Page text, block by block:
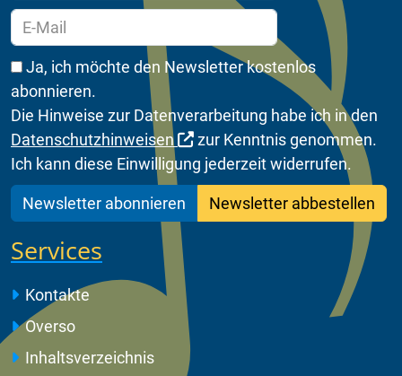
Ja, ich möchte den Newsletter kostenlos
abonnieren.
Die Hinweise zur Datenverarbeitung habe ich in den
Datenschutzhinweisen
zur Kenntnis genommen.
Ich kann diese Einwilligung jederzeit widerrufen.
Newsletter abonnieren Newsletter abbestellen
Services
Kontakte
Overso
Inhaltsverzeichnis